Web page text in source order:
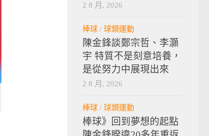
2 8 月, 2026
棒球 / 球類運動
陳金鋒談鄭宗哲、李灝
宇 特質不是刻意培養，
是從努力中展現出來
2 8 月, 2026
棒球 / 球類運動
棒球》回到夢想的起點